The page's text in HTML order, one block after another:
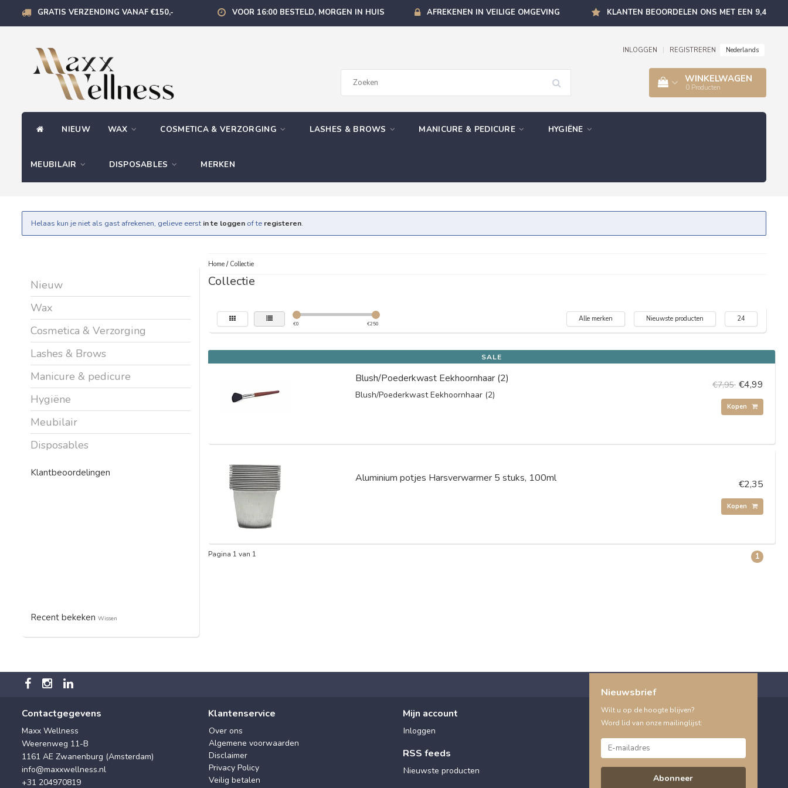
GRATIS VERZENDING VANAF €150,- VOOR 16:00 BESTELD, MORGEN IN HUIS AFREKENEN IN VEILIGE OMGEVING KLANTEN BEOORDELEN ONS MET EEN 9,4
INLOGGEN REGISTREREN Nederlands
WINKELWAGEN
0 Producten
NIEUW WAX COSMETICA & VERZORGING LASHES & BROWS MANICURE & PEDICURE HYGIËNE
MEUBILAIR DISPOSABLES MERKEN
Helaas kun je niet als gast afrekenen, gelieve eerst in te loggen of te registeren.
Nieuw
Wax
Cosmetica & Verzorging
Lashes & Brows
Manicure & pedicure
Hygiëne
Meubilair
Disposables
Klantbeoordelingen
Recent bekeken Wissen
Home/ Collectie
Collectie
€0 €250
Alle merken Nieuwste producten 24
SALE
Blush/Poederkwast Eekhoornhaar (2)
Blush/Poederkwast Eekhoornhaar (2)
€7,95 €4,99
Kopen
Aluminium potjes Harsverwarmer 5 stuks, 100ml €2,35
Kopen
Pagina 1 van 1 1
Contactgegevens
Maxx Wellness
Weerenweg 11-B
1161 AE Zwanenburg (Amsterdam)
info@maxxwellness.nl
+31 204970819
Klantenservice
Over ons
Algemene voorwaarden
Disclaimer
Privacy Policy
Veilig betalen
Mijn account
Inloggen
RSS feeds
Nieuwste producten
Nieuwsbrief
Wilt u op de hoogte blijven?
Word lid van onze mailinglijst:
Abonneer